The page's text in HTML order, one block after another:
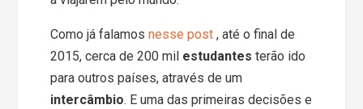
Como já falamosnesse post, até o final de
2015, cerca de 200 mil estudantes terão ido
para outros países, através de um
intercâmbio. E uma das primeiras decisões e